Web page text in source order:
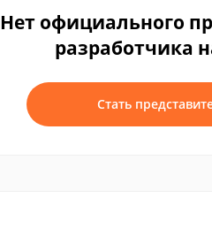
Нет официального
разработчика
Стать